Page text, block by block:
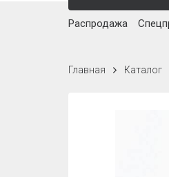
Распродажа
Главная Каталог